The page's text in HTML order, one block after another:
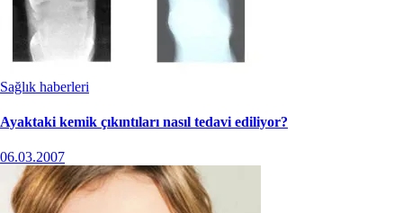
Sağlık haberleri
Ayaktaki kemik çıkıntıları nasıl tedavi ediliyor?
06.03.2007